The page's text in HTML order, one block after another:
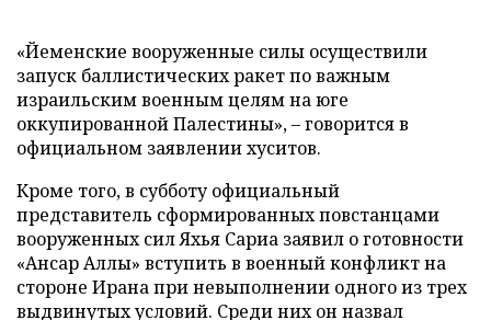
«Йеменские вооруженные силы осуществили
запуск баллистических ракет по важным
израильским военным целям на юге
оккупированной Палестины», – говорится в
официальном заявлении хуситов.
Кроме того, в субботу официальный
представитель сформированных повстанцами
вооруженных сил Яхья Сариа заявил о готовности
«Ансар Аллы» вступить в военный конфликт на
стороне Ирана при невыполнении одного из трех
выдвинутых условий. Среди них он назвал